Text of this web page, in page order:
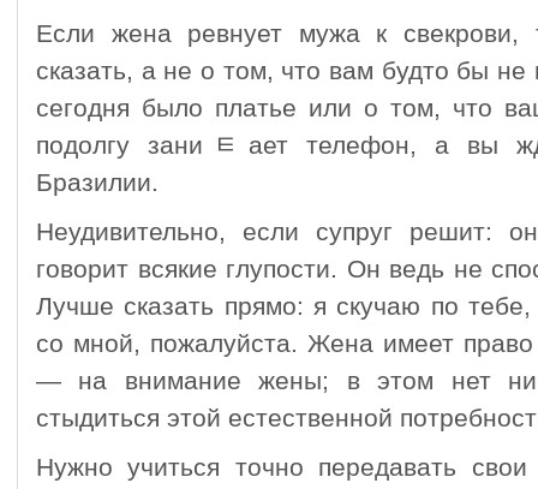
Если жена ревнует мужа к
сказать, а не о том, что вам будто бы не
сегодня было платье или о том, что
подолгу заниﾼает телефон, а вы
Бразилии.
Неудивительно, если супруг решит:
говорит всякие глупости. Он ведь не
Лучше сказать прямо: я скучаю по
со мной, пожалуйста. Жена имеет
— на внимание жены; в этом нет
стыдиться этой естественной
Нужно учиться точно передавать